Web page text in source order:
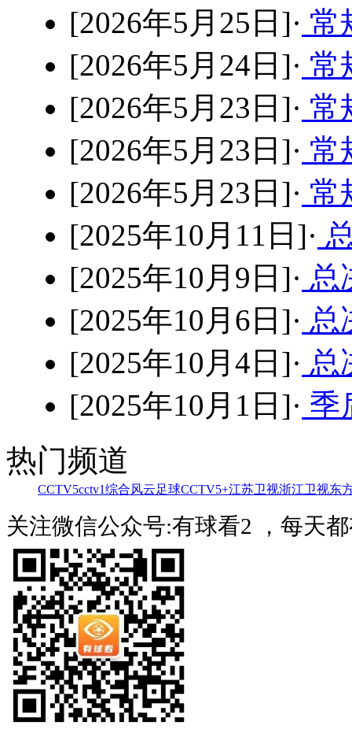
[2026年5月25日]· 常
[2026年5月24日]· 常
[2026年5月23日]· 常
[2026年5月23日]· 常
[2026年5月23日]· 常
[2025年10月11日]·
[2025年10月9日]· 总
[2025年10月6日]· 总
[2025年10月4日]· 总
[2025年10月1日]· 季
热门频道
CCTV5cctv1综合风云足球CCTV5+江苏卫视浙江卫视东
关注微信公众号:有球看2 ，每天